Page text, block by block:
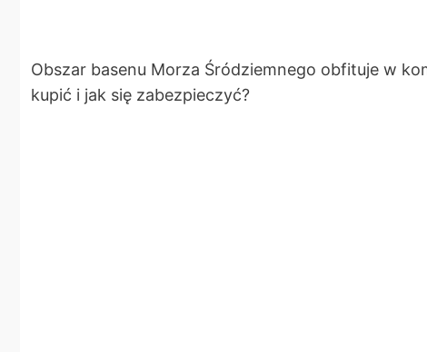
Obszar basenu Morza Śródziemnego obfituje w
kupić i jak się zabezpieczyć?